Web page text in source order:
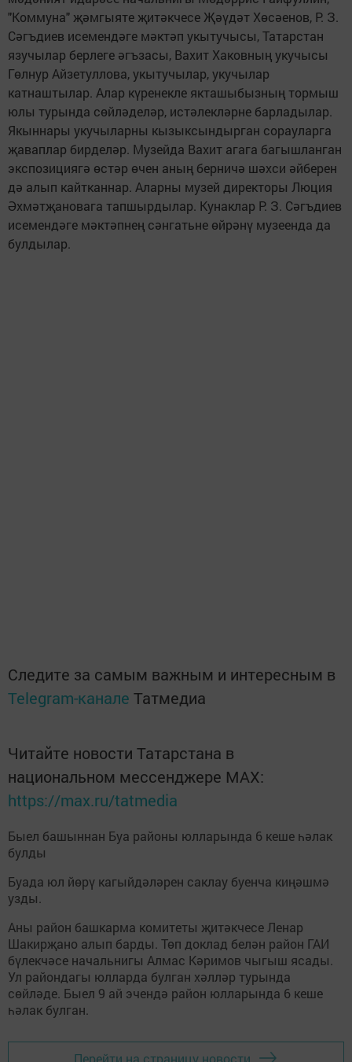
"Коммуна" җәмгыяте җитәкчесе Җәүдәт Хөсәенов, Р. З.
Сәгъдиев исемендәге мәктәп укытучысы, Татарстан
язучылар берлеге әгъзасы, Вахит Хаковның укучысы
Гөлнур Айзетуллова, укытучылар, укучылар
катнаштылар. Алар күренекле якташыбызның тормыш
юлы турында сөйләделәр, истәлекләрне барладылар.
Якыннары укучыларны кызыксындырган сорауларга
җаваплар бирделәр. Музейда Вахит агага багышланган
экспозициягә өстәр өчен аның берничә шәхси әйберен
дә алып кайтканнар. Аларны музей директоры Люция
Әхмәтҗановага тапшырдылар. Кунаклар Р. З. Сәгъдиев
исемендәге мәктәпнең сәнгатьне өйрәнү музеенда да
булдылар.
Следите за самым важным и интересным в
Telegram-канале Татмедиа
Читайте новости Татарстана в
национальном мессенджере MАХ:
https://max.ru/tatmedia
Быел башыннан Буа районы юлларында 6 кеше һәлак
булды
Буада юл йөрү кагыйдәләрен саклау буенча киңәшмә
узды.
Аны район башкарма комитеты җитәкчесе Ленар
Шакирҗано алып барды. Төп доклад белән район ГАИ
бүлекчәсе начальнигы Алмас Кәримов чыгыш ясады.
Ул райондагы юлларда булган хәлләр турында
сөйләде. Быел 9 ай эчендә район юлларында 6 кеше
һәлак булган.
Перейти на страницу новости